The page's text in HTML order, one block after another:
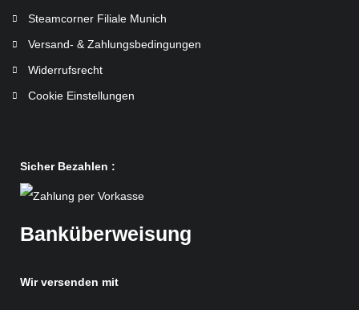
Steamcorner Filiale Munich
Versand- & Zahlungsbedingungen
Widerrufsrecht
Cookie Einstellungen
Sicher Bezahlen :
Banküberweisung
Wir versenden mit